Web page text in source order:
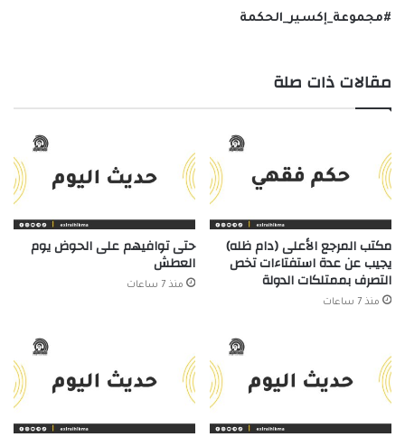
#مجموعة_إكسير_الحكمة
مقالات ذات صلة
مكتب المرجع الأعلى (دام ظله)
يجيب عن عدة استفتاءات تخص
التصرف بممتلكات الدولة
منذ 7 ساعات
حتى توافيهم على الحوض يوم
العطش
منذ 7 ساعات